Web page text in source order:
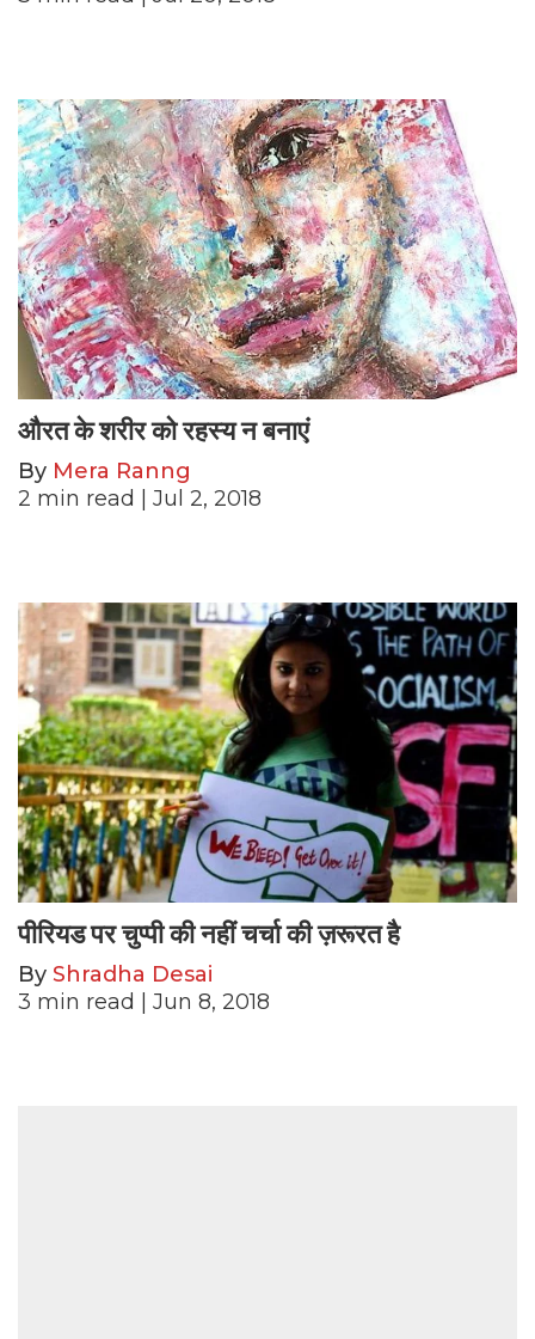
औरत के शरीर को रहस्य न बनाएं
By Mera Ranng
2 min read | Jul 2, 2018
पीरियड पर चुप्पी की नहीं चर्चा की ज़रूरत है
By Shradha Desai
3 min read | Jun 8, 2018